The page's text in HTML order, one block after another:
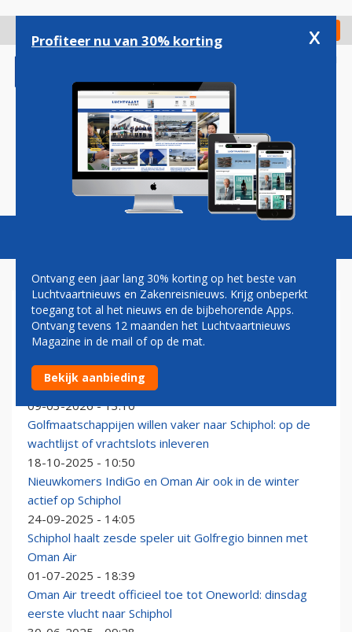
gaan
Check in
Magazine Podcasts Vacatures
OMAN AIR
Extra ‘evacuatievlucht’ Oman Air geland op Schiphol:
woensdag komt er nog eentje
09-03-2026 - 13:10
Golfmaatschappijen willen vaker naar Schiphol: op de
wachtlijst of vrachtslots inleveren
18-10-2025 - 10:50
Nieuwkomers IndiGo en Oman Air ook in de winter
actief op Schiphol
24-09-2025 - 14:05
Schiphol haalt zesde speler uit Golfregio binnen met
Oman Air
01-07-2025 - 18:39
Oman Air treedt officieel toe tot Oneworld: dinsdag
eerste vlucht naar Schiphol
Profiteer nu van 30% korting x
Ontvang een jaar lang 30% korting op het beste van
Luchtvaartnieuws en Zakenreisnieuws. Krijg onbeperkt
toegang tot al het nieuws en de bijbehorende Apps.
Ontvang tevens 12 maanden het Luchtvaartnieuws
Magazine in de mail of op de mat.
Bekijk aanbieding